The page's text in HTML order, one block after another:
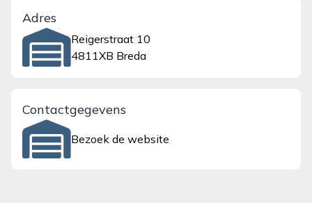
Adres
Reigerstraat 10
4811XB Breda
Contactgegevens
Bezoek de website